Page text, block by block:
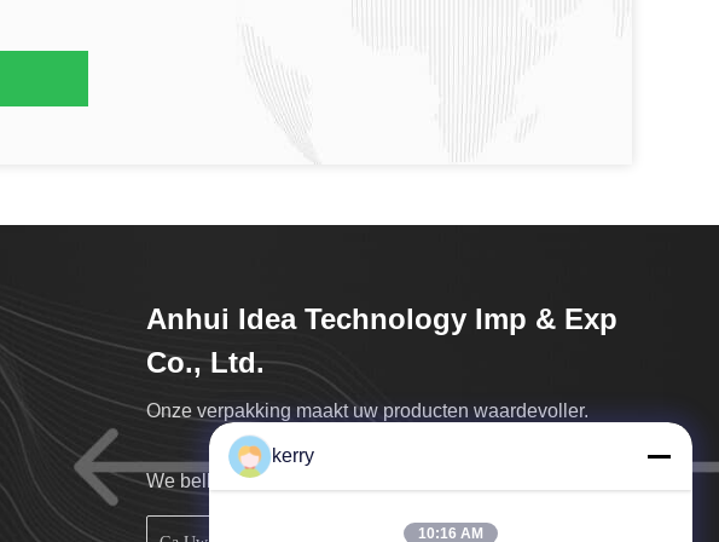
Anhui Idea Technology Imp & Exp
Co., Ltd.
Onze verpakking maakt uw producten waardevoller.
We bellen u zo snel mogelijk terug.
kerry
10:16 AM